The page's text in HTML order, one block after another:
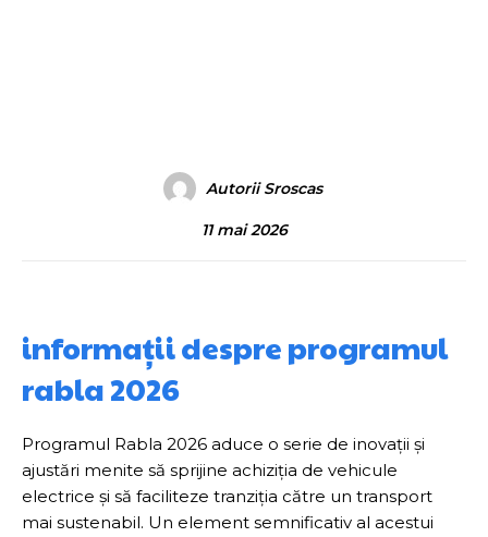
Autorii Sroscas
11 mai 2026
informații despre programul
rabla 2026
Programul Rabla 2026 aduce o serie de inovații și
ajustări menite să sprijine achiziția de vehicule
electrice și să faciliteze tranziția către un transport
mai sustenabil. Un element semnificativ al acestui